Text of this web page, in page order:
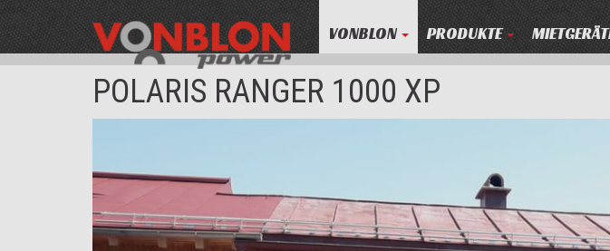
VONBLON PRODUKTE
POLARIS RANGER 1000 XP